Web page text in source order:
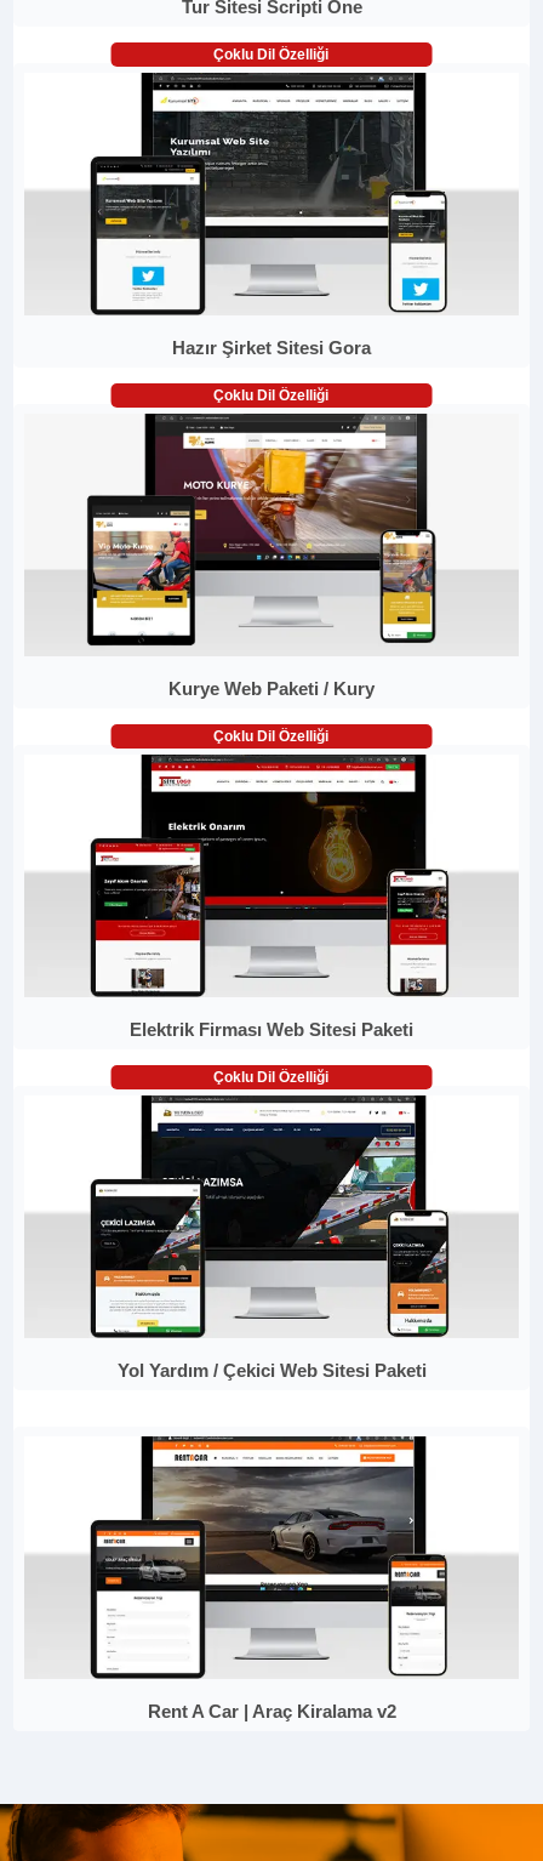
Tur Sitesi Scripti One
Çoklu Dil Özelliği
Hazır Şirket Sitesi Gora
Çoklu Dil Özelliği
Kurye Web Paketi / Kury
Çoklu Dil Özelliği
Elektrik Firması Web Sitesi Paketi
Çoklu Dil Özelliği
Yol Yardım / Çekici Web Sitesi Paketi
Rent A Car | Araç Kiralama v2